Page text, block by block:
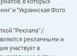
и "Украинская Фото
"Реклама" /
рекламными и
участвует в